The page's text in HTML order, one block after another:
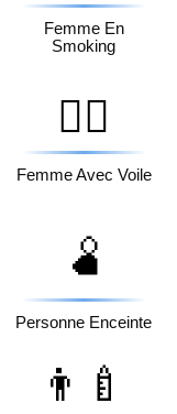
Femme En
Smoking
👰‍♀️
Femme Avec Voile
🫄
Personne Enceinte
👨‍🍼